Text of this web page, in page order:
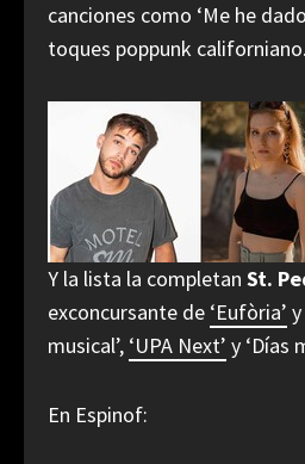
canciones como ‘Me he
toques poppunk californiano.
Y la lista la completan St.
exconcursante de ‘Eufòria’
musical’, ‘UPA Next’ y ‘Días
En Espinof: